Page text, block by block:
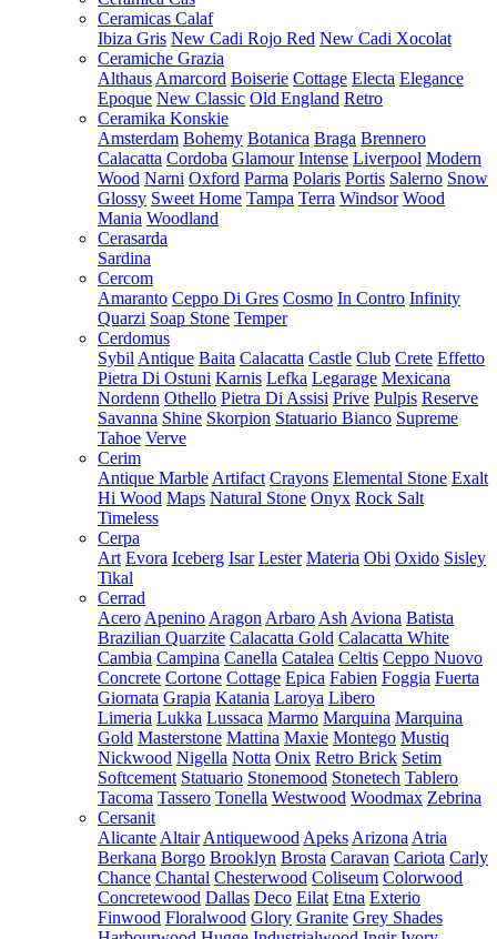
Ceramicas Calaf
Ibiza Gris New Cadi Rojo Red New Cadi Xocolat
Ceramiche Grazia
Althaus Amarcord Boiserie Cottage Electa Elegance
Epoque New Classic Old England Retro
Ceramika Konskie
Amsterdam Bohemy Botanica Braga Brennero
Calacatta Cordoba Glamour Intense Liverpool Modern
Wood Narni Oxford Parma Polaris Portis Salerno Snow
Glossy Sweet Home Tampa Terra Windsor Wood
Mania Woodland
Cerasarda
Sardina
Cercom
Amaranto Ceppo Di Gres Cosmo In Contro Infinity
Quarzi Soap Stone Temper
Cerdomus
Sybil Antique Baita Calacatta Castle Club Crete Effetto
Pietra Di Ostuni Karnis Lefka Legarage Mexicana
Nordenn Othello Pietra Di Assisi Prive Pulpis Reserve
Savanna Shine Skorpion Statuario Bianco Supreme
Tahoe Verve
Cerim
Antique Marble Artifact Crayons Elemental Stone Exalt
Hi Wood Maps Natural Stone Onyx Rock Salt
Timeless
Cerpa
Art Evora Iceberg Isar Lester Materia Obi Oxido Sisley
Tikal
Cerrad
Acero Apenino Aragon Arbaro Ash Aviona Batista
Brazilian Quarzite Calacatta Gold Calacatta White
Cambia Campina Canella Catalea Celtis Ceppo Nuovo
Concrete Cortone Cottage Epica Fabien Foggia Fuerta
Giornata Grapia Katania Laroya Libero
Limeria Lukka Lussaca Marmo Marquina Marquina
Gold Masterstone Mattina Maxie Montego Mustiq
Nickwood Nigella Notta Onix Retro Brick Setim
Softcement Statuario Stonemood Stonetech Tablero
Tacoma Tassero Tonella Westwood Woodmax Zebrina
Cersanit
Alicante Altair Antiquewood Apeks Arizona Atria
Berkana Borgo Brooklyn Brosta Caravan Cariota Carly
Chance Chantal Chesterwood Coliseum Colorwood
Concretewood Dallas Deco Eilat Etna Exterio
Finwood Floralwood Glory Granite Grey Shades